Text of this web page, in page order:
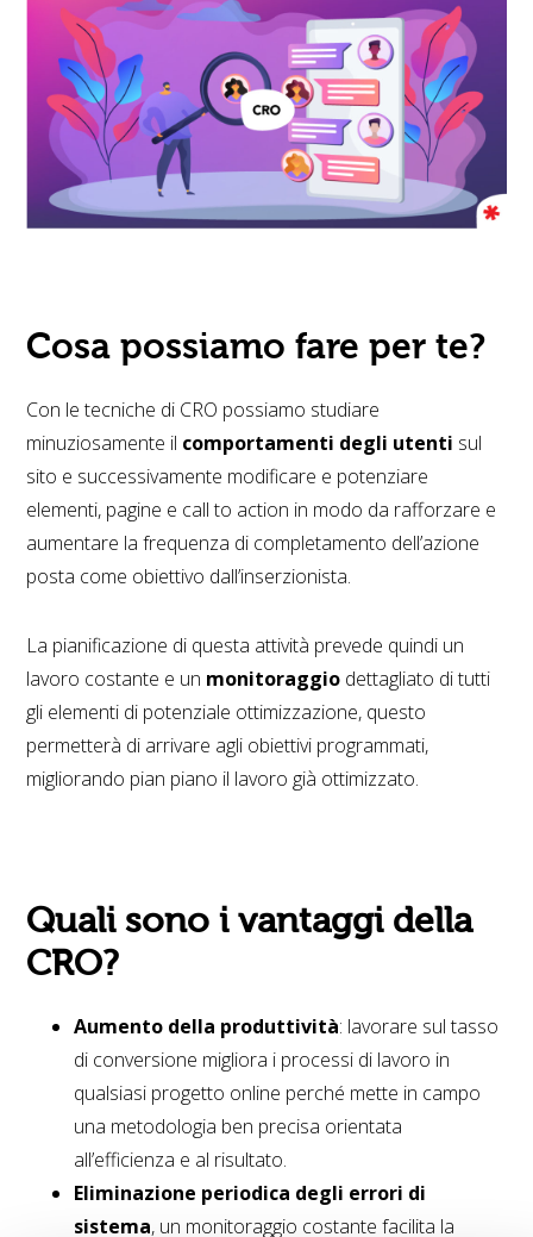
Cosa possiamo fare per te?
Con le tecniche di CRO possiamo studiare
minuziosamente il comportamenti degli utenti sul
sito e successivamente modificare e potenziare
elementi, pagine e call to action in modo da rafforzare e
aumentare la frequenza di completamento dell’azione
posta come obiettivo dall’inserzionista.
La pianificazione di questa attività prevede quindi un
lavoro costante e un monitoraggio dettagliato di tutti
gli elementi di potenziale ottimizzazione, questo
permetterà di arrivare agli obiettivi programmati,
migliorando pian piano il lavoro già ottimizzato.
Quali sono i vantaggi della
CRO?
Aumento della produttività: lavorare sul tasso
di conversione migliora i processi di lavoro in
qualsiasi progetto online perché mette in campo
una metodologia ben precisa orientata
all’efficienza e al risultato.
Eliminazione periodica degli errori di
sistema, un monitoraggio costante facilita la